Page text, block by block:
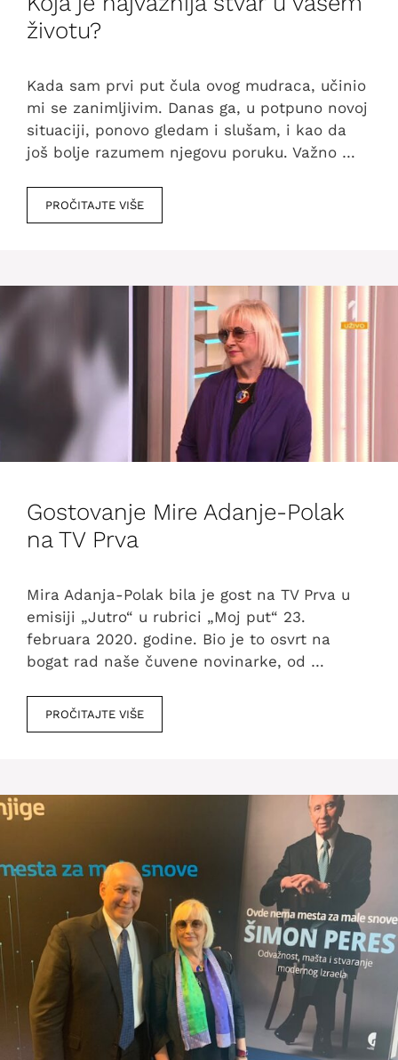
životu?
Kada sam prvi put čula ovog mudraca, učinio
mi se zanimljivim. Danas ga, u potpuno novoj
situaciji, ponovo gledam i slušam, i kao da
još bolje razumem njegovu poruku. Važno …
PROČITAJTE VIŠE
Gostovanje Mire Adanje-Polak
na TV Prva
Mira Adanja-Polak bila je gost na TV Prva u
emisiji „Jutro“ u rubrici „Moj put“ 23.
februara 2020. godine. Bio je to osvrt na
bogat rad naše čuvene novinarke, od …
PROČITAJTE VIŠE